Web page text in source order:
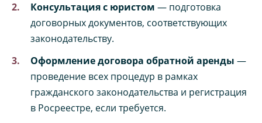
Консультация с юристом — подготовка
договорных документов, соответствующих
законодательству.
Оформление договора обратной аренды —
проведение всех процедур в рамках
гражданского законодательства и регистрация
в Росреестре, если требуется.